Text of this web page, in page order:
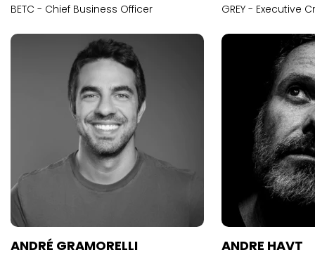
BETC - Chief Business Officer GREY - Executive
ANDRÉ GRAMORELLI ANDRE HAVT